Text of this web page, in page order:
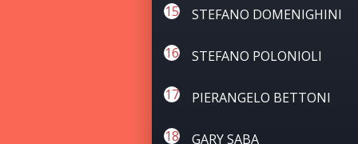
STEFANO DOMENIGHINI
STEFANO POLONIOLI
PIERANGELO BETTONI
GARY SABA